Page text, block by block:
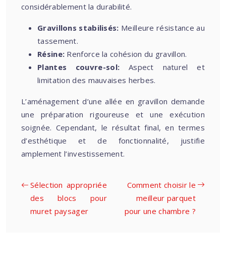
considérablement la durabilité.
Gravillons stabilisés: Meilleure résistance au
tassement.
Résine: Renforce la cohésion du gravillon.
Plantes couvre-sol: Aspect naturel et
limitation des mauvaises herbes.
L’aménagement d’une allée en gravillon demande
une préparation rigoureuse et une exécution
soignée. Cependant, le résultat final, en termes
d’esthétique et de fonctionnalité, justifie
amplement l’investissement.
Sélection appropriée
des blocs pour
muret paysager
Comment choisir le
meilleur parquet
pour une chambre ?